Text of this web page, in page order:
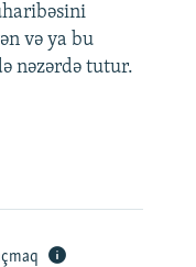
və ya bu
nəzərdə tutur.